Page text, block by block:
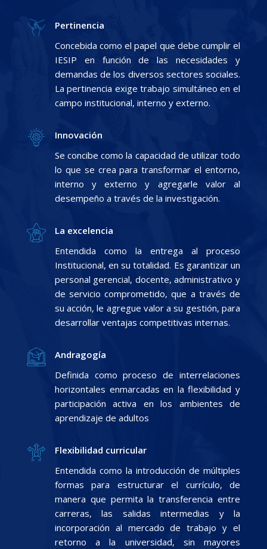
Pertinencia
Concebida como el papel que debe cumplir el
IESIP en función de las necesidades y
demandas de los diversos sectores sociales.
La pertinencia exige trabajo simultáneo en el
campo institucional, interno y externo.
Innovación
Se concibe como la capacidad de utilizar todo
lo que se crea para transformar el entorno,
interno y externo y agregarle valor al
desempeño a través de la investigación.
La excelencia
Entendida como la entrega al proceso
Institucional, en su totalidad. Es garantizar un
personal gerencial, docente, administrativo y
de servicio comprometido, que a través de
su acción, le agregue valor a su gestión, para
desarrollar ventajas competitivas internas.
Andragogía
Definida como proceso de interrelaciones
horizontales enmarcadas en la flexibilidad y
participación activa en los ambientes de
aprendizaje de adultos
Flexibilidad curricular
Entendida como la introducción de múltiples
formas para estructurar el currículo, de
manera que permita la transferencia entre
carreras, las salidas intermedias y la
incorporación al mercado de trabajo y el
retorno a la universidad, sin mayores